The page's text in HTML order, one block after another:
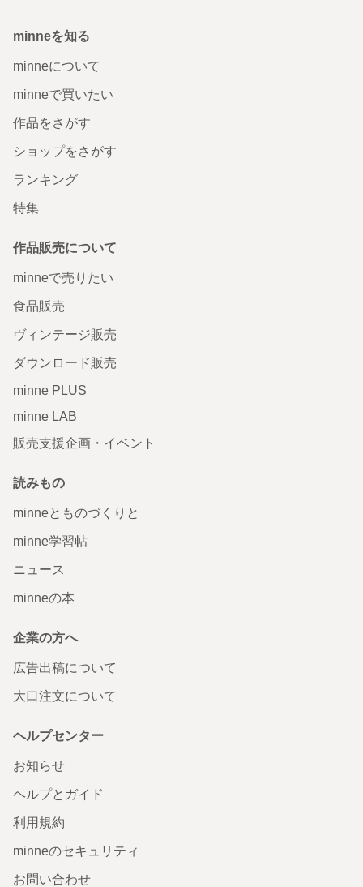
minneを知る
minneについて
minneで買いたい
作品をさがす
ショップをさがす
ランキング
特集
作品販売について
minneで売りたい
食品販売
ヴィンテージ販売
ダウンロード販売
minne PLUS
minne LAB
販売支援企画・イベント
読みもの
minneとものづくりと
minne学習帖
ニュース
minneの本
企業の方へ
広告出稿について
大口注文について
ヘルプセンター
お知らせ
ヘルプとガイド
利用規約
minneのセキュリティ
お問い合わせ